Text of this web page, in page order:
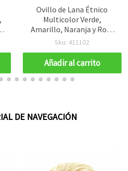
Ovillo de Lana Étnico
Multicolor Verde,
Amarillo, Naranja y Rojo
100 g - 170 m
Sku: 411102
Añadir al carrito
DE NAVEGACIÓN